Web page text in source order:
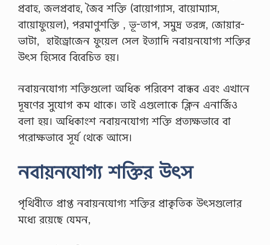
প্রবাহ, জলপ্রবাহ, জৈব শক্তি (বায়োগ্যাস, বায়োম্যাস,
বায়োফুয়েল), পরমাণুশক্তি , ভূ-তাপ, সমুদ্র তরঙ্গ, জোয়ার-
ভাটা, হাইড্রোজেন ফুয়েল সেল ইত্যাদি নবায়নযোগ্য শক্তির
উৎস হিসেবে বিবেচিত হয়।
নবায়নযোগ্য শক্তিগুলো অধিক পরিবেশ বান্ধব এবং এখানে
দূষণের সুযোগ কম থাকে। তাই এগুলোকে ক্লিন এনার্জিও
বলা হয়। অধিকাংশ নবায়নযোগ্য শক্তি প্রত্যক্ষভাবে বা
পরোক্ষভাবে সূর্য থেকে আসে।
নবায়নযোগ্য শক্তির উৎস
পৃথিবীতে প্রাপ্ত নবায়নযোগ্য শক্তির প্রাকৃতিক উৎসগুলোর
মধ্যে রয়েছে যেমন,